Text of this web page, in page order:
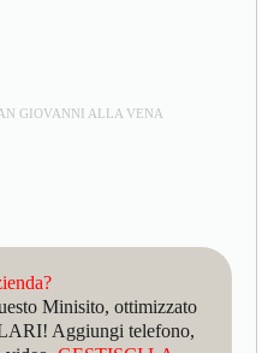
GIOVANNI ALLA VENA
Minisito, ottimizzato
Aggiungi telefono,